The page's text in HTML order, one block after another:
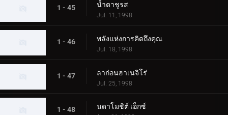
1 - 45 น้ำตาชูรส
Jul. 11, 1998
1 - 46 พลังแห่งการคิดถึงคุณ
Jul. 18, 1998
1 - 47 ลาก่อนฮาเนจิโร่
Jul. 25, 1998
1 - 48 นดาโมชิต์ เอ็กซ์